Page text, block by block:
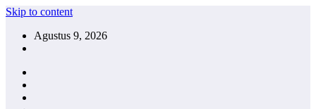
Skip to content
Agustus 9, 2026